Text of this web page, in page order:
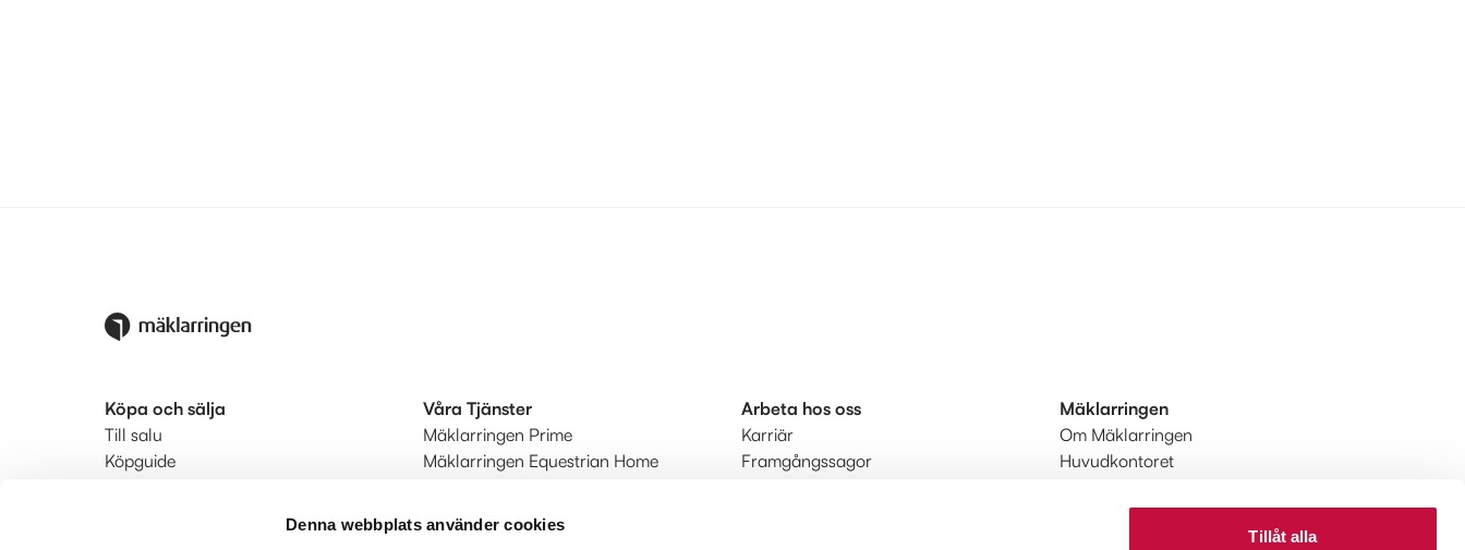
Denna webbplats använder cookies
Tillåt alla
Köpa och sälja
Till salu
Köpguide
Våra Tjänster
Mäklarringen Prime
Mäklarringen Equestrian Home
Ringmärkt
Arbeta hos oss
Karriär
Framgångssagor
Mäklarringen
Om Mäklarringen
Huvudkontoret
Användarvillkor